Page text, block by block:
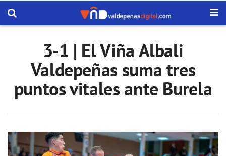
3-1 | El Viña Albali
Valdepeñas suma tres
puntos vitales ante Burela